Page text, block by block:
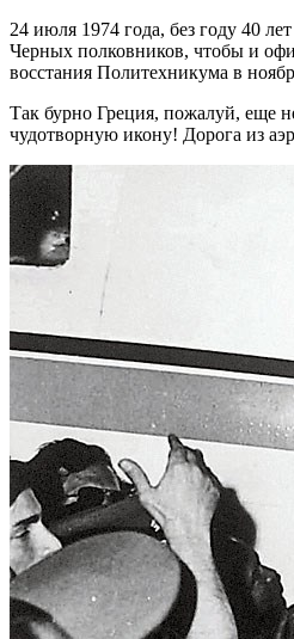
24 июля 1974 года, без году 40
Черных полковников, чтобы и
восстания Политехникума в
Так бурно Греция, пожалуй, еще
чудотворную икону! Дорога из